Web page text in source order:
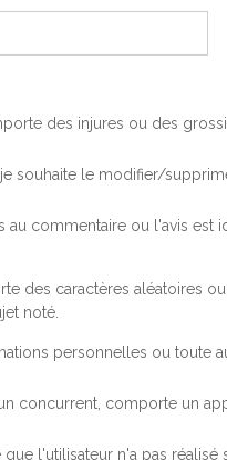
des injures ou des
souhaite le modifier/
au commentaire ou l'avis
des caractères aléatoires
noté.
personnelles ou toute
concurrent, comporte un
que l'utilisateur n'a pas réalisé